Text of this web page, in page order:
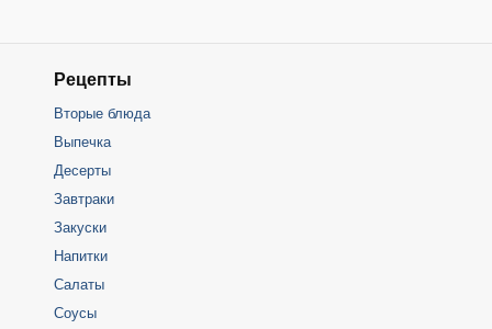
Рецепты
Вторые блюда
Выпечка
Десерты
Завтраки
Закуски
Напитки
Салаты
Соусы